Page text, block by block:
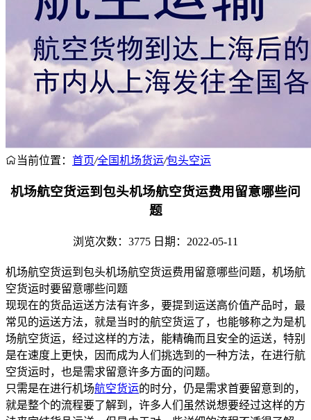
当前位置： 首页/全国机场货运/包头空运
机场航空货运到包头机场航空货运费用留意哪些问
题
浏览次数：3775 日期：2022-05-11
机场航空货运到包头机场航空货运费用留意哪些问题，机场航
空货运时要留意哪些问题
现现在的货品运送方法有许多，要提到运送高价值产品时，最
常见的运送方法，就是当时的航空货运了，也能够称之为是机
场航空货运，经过这样的方法，能精确而且安全的运送，特别
是在速度上更快，因而成为人们挑选到的一种方法，在进行航
空货运时，也是需求留意许多方面的问题。
只需是在进行机场航空货运的时分，仍是需求首要留意到的，
就是整个的流程要了解到，许多人们虽然说想要经过这样的方